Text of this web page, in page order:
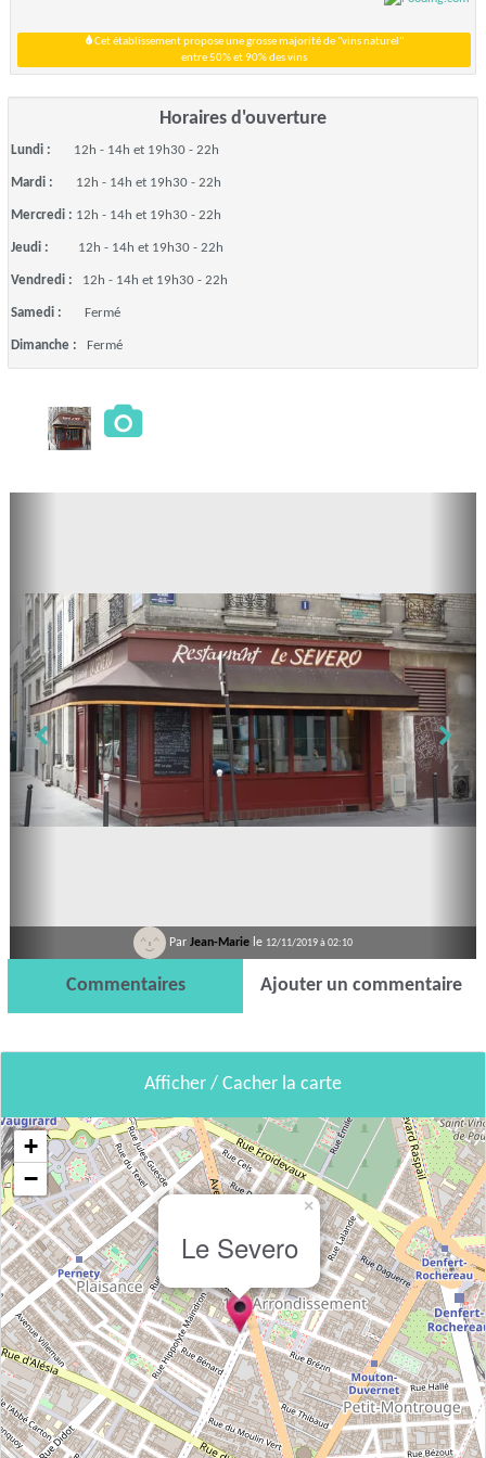
Cet établissement propose une grosse majorité de "vins naturel"
entre 50% et 90% des vins
Horaires d'ouverture
Lundi : 12h - 14h et 19h30 - 22h
Mardi : 12h - 14h et 19h30 - 22h
Mercredi : 12h - 14h et 19h30 - 22h
Jeudi : 12h - 14h et 19h30 - 22h
Vendredi : 12h - 14h et 19h30 - 22h
Samedi : Fermé
Dimanche : Fermé
Par Jean-Marie le 12/11/2019 à 02:10
Commentaires Ajouter un commentaire
Afficher / Cacher la carte
Le Severo
×
+
−